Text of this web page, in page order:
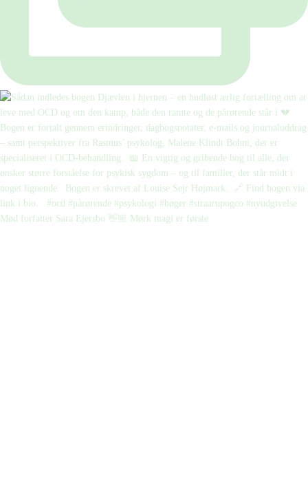
Mød forfatter Sara Ejersbo 👋🏼 Mørk magi er første